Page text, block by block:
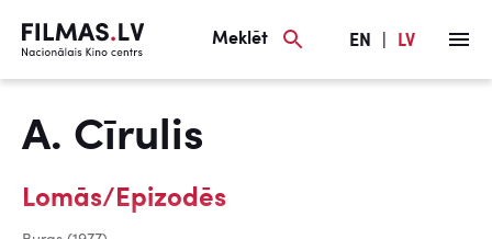
Meklēt EN LV
A. Cīrulis
Lomās/Epizodēs